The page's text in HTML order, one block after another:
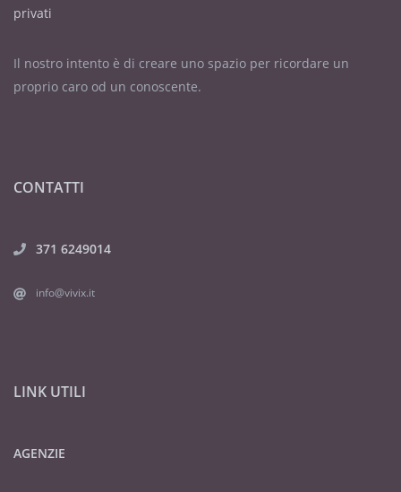
privati
Il nostro intento è di creare uno spazio per ricordare un
proprio caro od un conoscente.
CONTATTI
371 6249014
info@vivix.it
LINK UTILI
AGENZIE